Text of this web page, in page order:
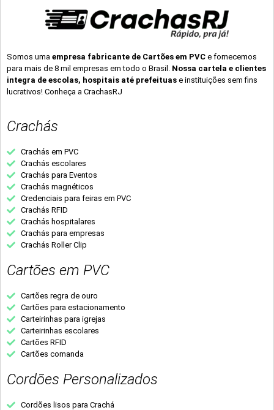
Somos uma empresa fabricante de Cartões em PVC e fornecemos
para mais de 8 mil empresas em todo o Brasil. Nossa cartela e clientes
integra de escolas, hospitais até prefeituas e instituições sem fins
lucrativos! Conheça a CrachasRJ
Crachás
Crachás em PVC
Crachás escolares
Crachás para Eventos
Crachás magnéticos
Credenciais para feiras em PVC
Crachás RFID
Crachás hospitalares
Crachás para empresas
Crachás Roller Clip
Cartões em PVC
Cartões regra de ouro
Cartões para estacionamento
Carteirinhas para igrejas
Carteirinhas escolares
Cartões RFID
Cartões comanda
Cordões Personalizados
Cordões lisos para Crachá